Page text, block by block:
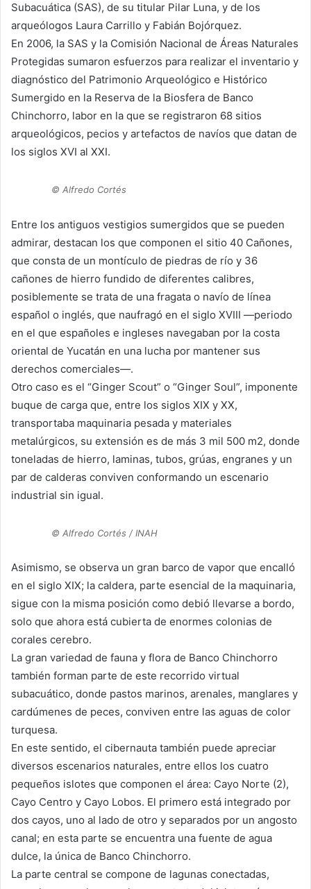
Subacuática (SAS), de su titular Pilar Luna, y de los
arqueólogos Laura Carrillo y Fabián Bojórquez.
En 2006, la SAS y la Comisión Nacional de Áreas Naturales
Protegidas sumaron esfuerzos para realizar el inventario y
diagnóstico del Patrimonio Arqueológico e Histórico
Sumergido en la Reserva de la Biosfera de Banco
Chinchorro, labor en la que se registraron 68 sitios
arqueológicos, pecios y artefactos de navíos que datan de
los siglos XVI al XXI.
© Alfredo Cortés
Entre los antiguos vestigios sumergidos que se pueden
admirar, destacan los que componen el sitio 40 Cañones,
que consta de un montículo de piedras de río y 36
cañones de hierro fundido de diferentes calibres,
posiblemente se trata de una fragata o navío de línea
español o inglés, que naufragó en el siglo XVIII —periodo
en el que españoles e ingleses navegaban por la costa
oriental de Yucatán en una lucha por mantener sus
derechos comerciales—.
Otro caso es el “Ginger Scout” o “Ginger Soul”, imponente
buque de carga que, entre los siglos XIX y XX,
transportaba maquinaria pesada y materiales
metalúrgicos, su extensión es de más 3 mil 500 m2, donde
toneladas de hierro, laminas, tubos, grúas, engranes y un
par de calderas conviven conformando un escenario
industrial sin igual.
© Alfredo Cortés / INAH
Asimismo, se observa un gran barco de vapor que encalló
en el siglo XIX; la caldera, parte esencial de la maquinaria,
sigue con la misma posición como debió llevarse a bordo,
solo que ahora está cubierta de enormes colonias de
corales cerebro.
La gran variedad de fauna y flora de Banco Chinchorro
también forman parte de este recorrido virtual
subacuático, donde pastos marinos, arenales, manglares y
cardúmenes de peces, conviven entre las aguas de color
turquesa.
En este sentido, el cibernauta también puede apreciar
diversos escenarios naturales, entre ellos los cuatro
pequeños islotes que componen el área: Cayo Norte (2),
Cayo Centro y Cayo Lobos. El primero está integrado por
dos cayos, uno al lado de otro y separados por un angosto
canal; en esta parte se encuentra una fuente de agua
dulce, la única de Banco Chinchorro.
La parte central se compone de lagunas conectadas,